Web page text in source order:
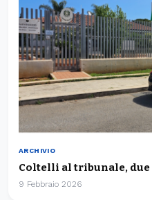
ARCHIVIO
Coltelli al tribunale, due
9 Febbraio 2026